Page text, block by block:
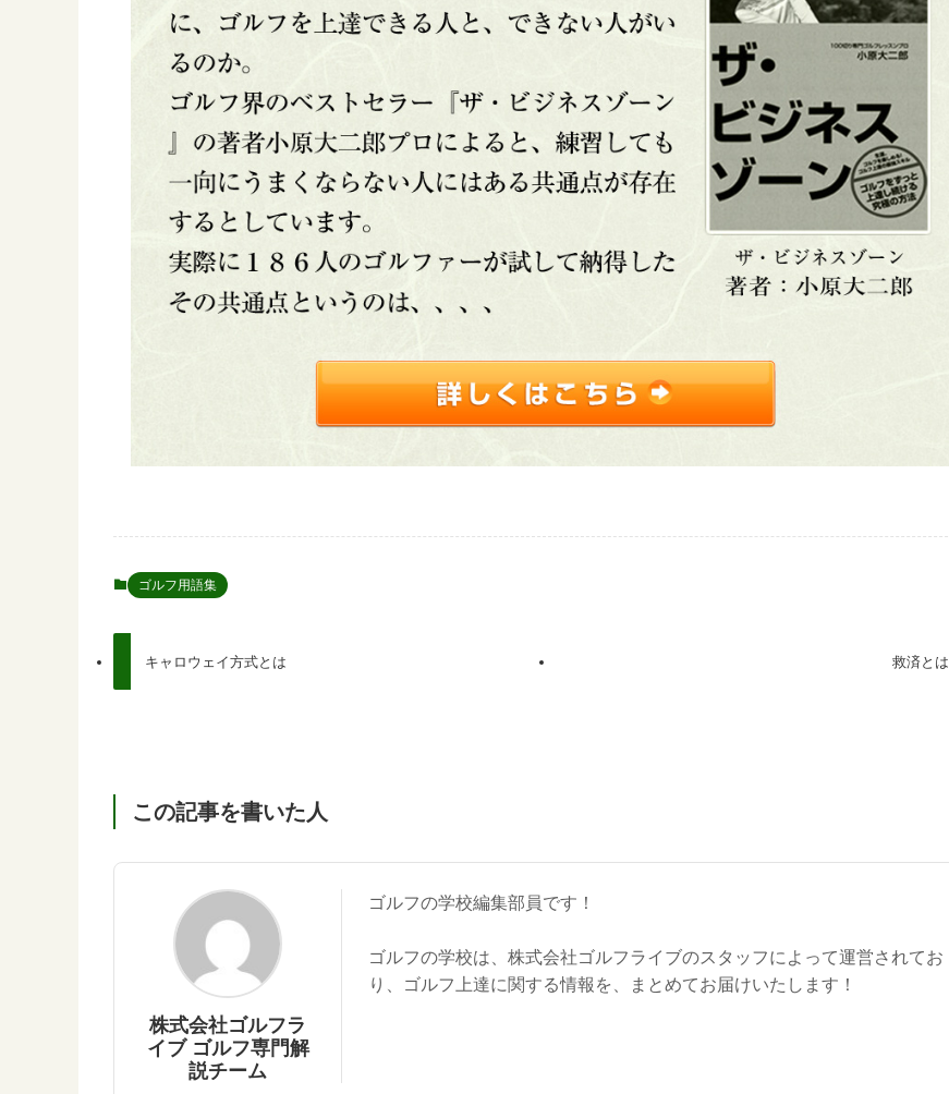
ゴルフ用語集
キャロウェイ方式とは 救済とは
この記事を書いた人
株式会社ゴルフラ
イブ ゴルフ専門解
説チーム
ゴルフの学校編集部員です！
ゴルフの学校は、株式会社ゴルフライブのスタッフによって運営されてお
り、ゴルフ上達に関する情報を、まとめてお届けいたします！